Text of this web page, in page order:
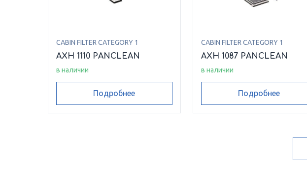
CABIN FILTER CATEGORY 1
AXH 1110 PANCLEAN
в наличии
Подробнее
CABIN FILTER CATEGORY 1
AXH 1087 PANCLEAN
в наличии
Подробнее